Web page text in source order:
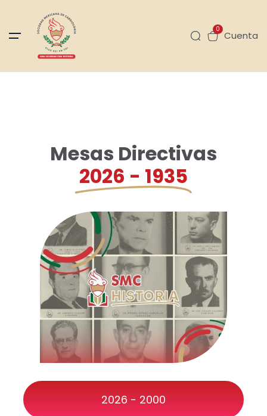
0
Cuenta
Mesas Directivas
2026 - 1935
2026 - 2000